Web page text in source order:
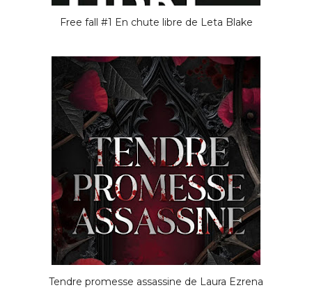
Free fall #1 En chute libre de Leta Blake
Tendre promesse assassine de Laura Ezrena